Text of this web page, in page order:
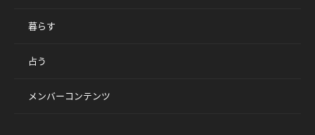
暮らす
占う
メンバーコンテンツ